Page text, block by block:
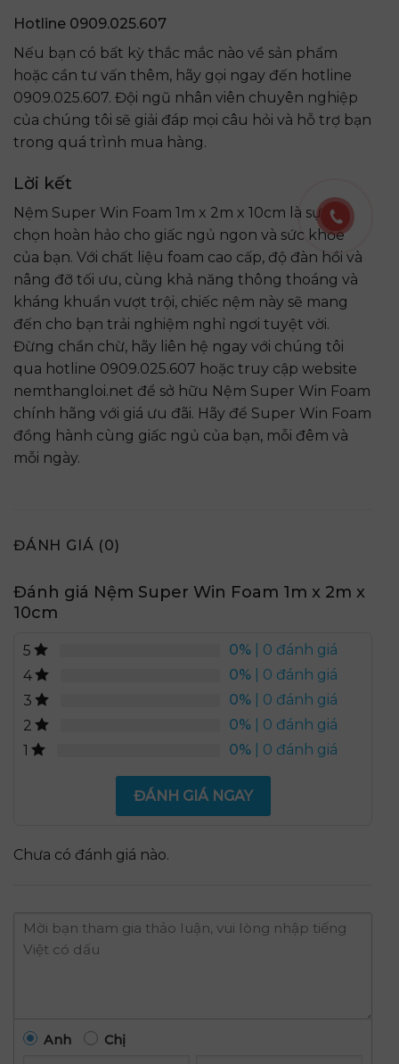
Hotline 0909.025.607
Nếu bạn có bất kỳ thắc mắc nào về sản phẩm
hoặc cần tư vấn thêm, hãy gọi ngay đến hotline
0909.025.607. Đội ngũ nhân viên chuyên nghiệp
của chúng tôi sẽ giải đáp mọi câu hỏi và hỗ trợ bạn
trong quá trình mua hàng.
Lời kết
Nệm Super Win Foam 1m x 2m x 10cm là sự lựa
chọn hoàn hảo cho giấc ngủ ngon và sức khỏe
của bạn. Với chất liệu foam cao cấp, độ đàn hồi và
nâng đỡ tối ưu, cùng khả năng thông thoáng và
kháng khuẩn vượt trội, chiếc nệm này sẽ mang
đến cho bạn trải nghiệm nghỉ ngơi tuyệt vời.
Đừng chần chừ, hãy liên hệ ngay với chúng tôi
qua hotline 0909.025.607 hoặc truy cập website
nemthangloi.net để sở hữu Nệm Super Win Foam
chính hãng với giá ưu đãi. Hãy để Super Win Foam
đồng hành cùng giấc ngủ của bạn, mỗi đêm và
mỗi ngày.
ĐÁNH GIÁ (0)
Đánh giá Nệm Super Win Foam 1m x 2m x
10cm
5 0% | 0 đánh giá
4
0% | 0 đánh giá
3
0% | 0 đánh giá
2
0% | 0 đánh giá
1
0% | 0 đánh giá
ĐÁNH GIÁ NGAY
Chưa có đánh giá nào.
Anh Chị